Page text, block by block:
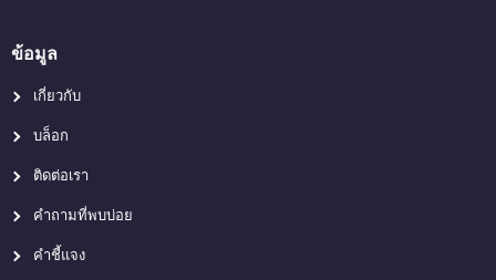
ข้อมูล
เกี่ยวกับ
บล็อก
ติดต่อเรา
คำถามที่พบบ่อย
คำชี้แจง